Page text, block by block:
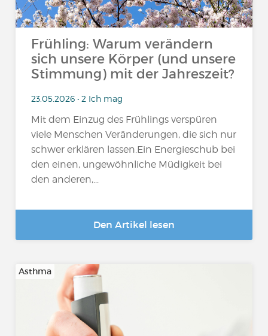
Frühling: Warum verändern
sich unsere Körper (und unsere
Stimmung) mit der Jahreszeit?
23.05.2026 • 2 Ich mag
Mit dem Einzug des Frühlings verspüren
viele Menschen Veränderungen, die sich nur
schwer erklären lassen.Ein Energieschub bei
den einen, ungewöhnliche Müdigkeit bei
den anderen,...
Den Artikel lesen
Asthma